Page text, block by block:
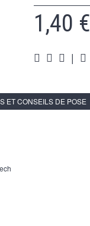
1,40 €
|
ET CONSEILS DE POSE